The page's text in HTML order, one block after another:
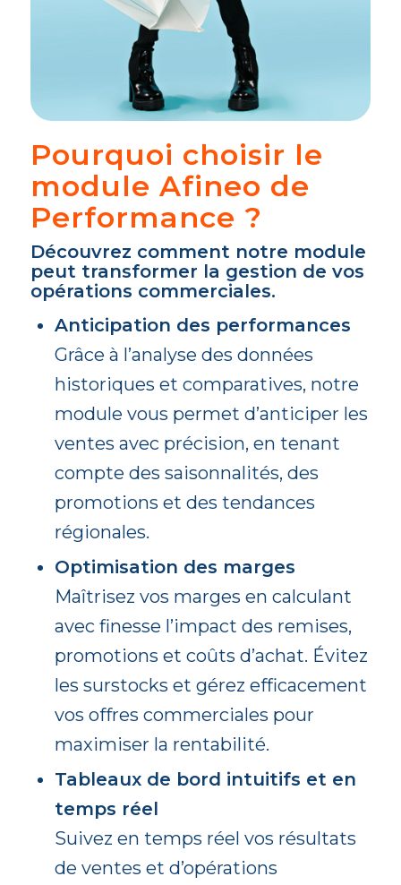
Pourquoi choisir le
module Afineo de
Performance ?
Découvrez comment notre module
peut transformer la gestion de vos
opérations commerciales.
Anticipation des performances
Grâce à l’analyse des données
historiques et comparatives, notre
module vous permet d’anticiper les
ventes avec précision, en tenant
compte des saisonnalités, des
promotions et des tendances
régionales.
Optimisation des marges
Maîtrisez vos marges en calculant
avec finesse l’impact des remises,
promotions et coûts d’achat. Évitez
les surstocks et gérez efficacement
vos offres commerciales pour
maximiser la rentabilité.
Tableaux de bord intuitifs et en
temps réel
Suivez en temps réel vos résultats
de ventes et d’opérations